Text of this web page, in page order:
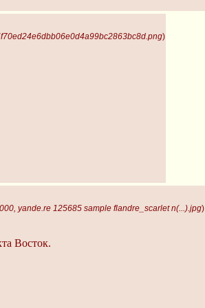
)
yande.re 125685 sample flandre_scarlet n(...).jpg)
Восток.